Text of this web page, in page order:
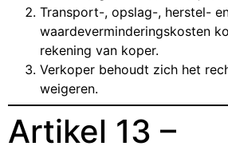
Transport-, opslag-, herstel-
waardeverminderingskosten
rekening van koper.
Verkoper behoudt zich het
weigeren.
Artikel 13 –